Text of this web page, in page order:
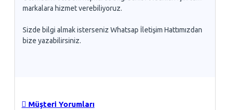
markalara hizmet verebiliyoruz.
Sizde bilgi almak isterseniz Whatsap İletişim Hattımızdan
bize yazabilirsiniz.
Müşteri Yorumları